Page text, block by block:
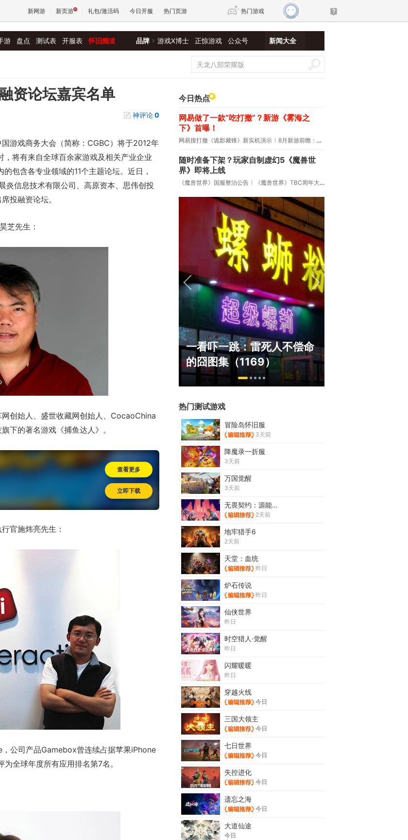
新网游 新页游 礼包/激活码 今日开服 热门页游 热门游戏
王权与自由 诛仙世界 新仙侠5
游 盘点 测试表 开服表 怀旧频道 品牌 游戏X博士 正惊游戏 公众号 新闻大全
资论坛嘉宾名单
神评论0
游戏商务大会（简称：CGBC）将于2012年
将有来自全球百余家游戏及相关产业企业
包含各专业领域的11个主题论坛。近日，
炎信息技术有限公司、高原资本、思伟创投
投融资论坛。
芝先生：
创始人、盛世收藏网创始人、CocaoChina
下的著名游戏《捕鱼达人》。
查看更多
立即下载
官施炜亮先生：
公司产品Gamebox曾连续占据苹果iPhone
全球年度所有应用排名第7名。
今日热点
网易做了一款“吃打撤”？新游《雾海之
下》首曝！
网易搜打撤《诡影藏锋》新实机演示 8月新游前瞻：《诡秘之主》领衔
随时准备下架？玩家自制虚幻5《魔兽世
界》即将上线
《魔兽世界》国服整治公告 《魔兽世界》TBC周年大更：双经典团本回归！
ChinaJoy小姐姐精选：绝
美ShowGirl与Coser大
一看吓一跳：雷死人不偿命
的囧图集（1169）
热门测试游戏
冒险岛怀旧服
3天前
降魔录一折服
3天前
万国觉醒
3天前
无畏契约：源能行动
2天前
地牢猎手6
2天前
天堂：血统
昨日
炉石传说
昨日
仙侠世界
昨日
时空猎人·觉醒
昨日
闪耀暖暖
昨日
穿越火线
今日
三国大领主
今日
七日世界
今日
失控进化
今日
遗忘之海
今日
大道仙途
今日